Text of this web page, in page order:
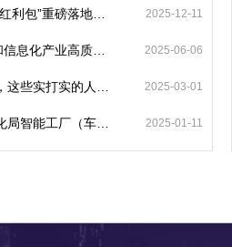
2025-12-11
2025-06-06
2025-03-01
2025-01-11